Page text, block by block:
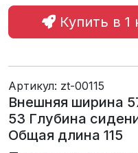
Купить в 1
Артикул: zt-00115
Внешняя ширина
53 Глубина
Общая длина 115